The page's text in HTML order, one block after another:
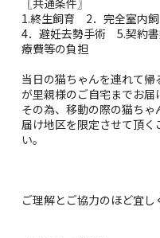
1.終生飼育 2．完全室内
4．避妊去勢手術 5.契約
療費等の負担
当日の猫ちゃんを連れて
が里親様のご自宅までお届
その為、移動の際の猫ち
届け地区を限定させて頂
い。
ご理解とご協力のほど宜し